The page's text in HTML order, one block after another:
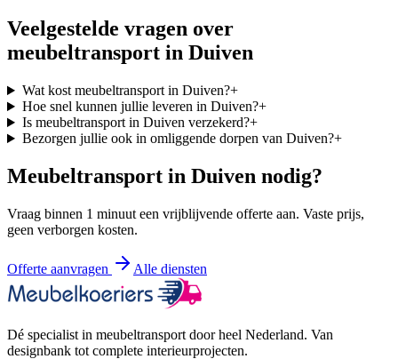
Veelgestelde vragen over
meubeltransport in Duiven
Wat kost meubeltransport in Duiven?+
Hoe snel kunnen jullie leveren in Duiven?+
Is meubeltransport in Duiven verzekerd?+
Bezorgen jullie ook in omliggende dorpen van Duiven?+
Meubeltransport in Duiven nodig?
Vraag binnen 1 minuut een vrijblijvende offerte aan. Vaste prijs,
geen verborgen kosten.
Offerte aanvragen Alle diensten
Dé specialist in meubeltransport door heel Nederland. Van
designbank tot complete interieurprojecten.